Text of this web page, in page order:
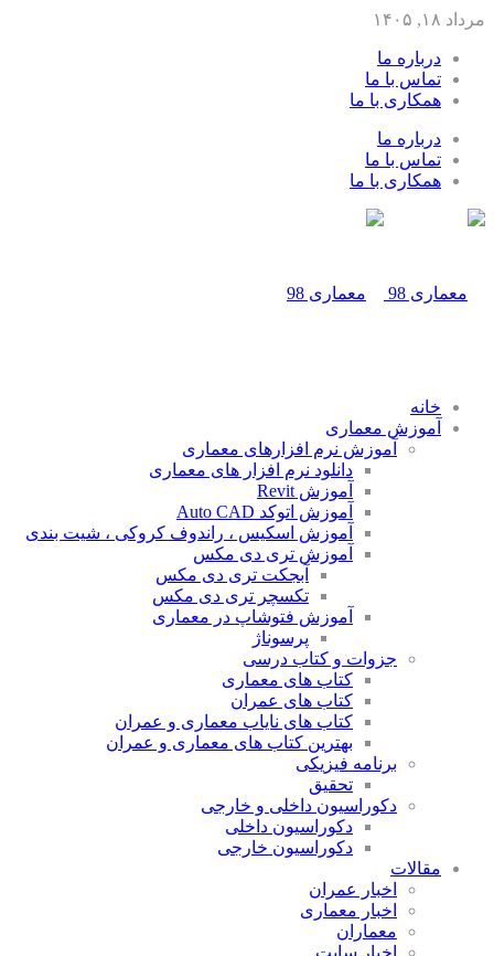
مرداد ۱۸, ۱۴۰۵
درباره ما
تماس با ما
همکاری با ما
درباره ما
تماس با ما
همکاری با ما
خانه
آموزش معماری
آموزش نرم افزارهای معماری
دانلود نرم افزار های معماری
آموزش Revit
آموزش اتوکد Auto CAD
آموزش اسکیس ، راندوف کروکی ، شیت بندی
آموزش تری دی مکس
آبجکت تری دی مکس
تکسچر تری دی مکس
آموزش فتوشاپ در معماری
پرسوناژ
جزوات و کتاب درسی
کتاب های معماری
کتاب های عمران
کتاب های نایاب معماری و عمران
بهترین کتاب های معماری و عمران
برنامه فیزیکی
تحقیق
دکوراسیون داخلی و خارجی
دکوراسیون داخلی
دکوراسیون خارجی
مقالات
اخبار عمران
اخبار معماری
معماران
اخبار سایت